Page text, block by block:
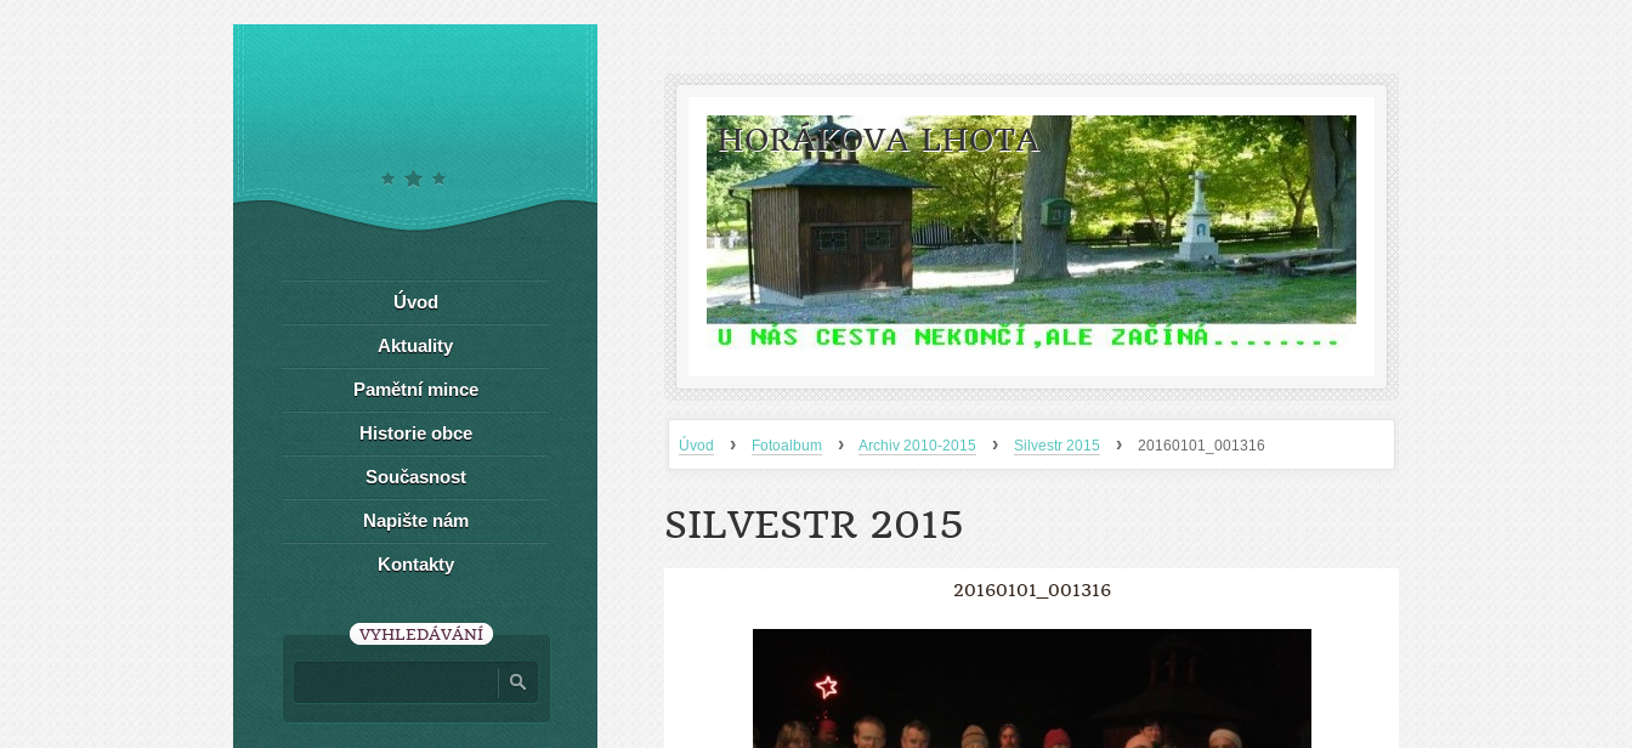
HORÁKOVA LHOTA
Úvod › Fotoalbum › Archiv 2010-2015 › Silvestr 2015 › 20160101_001316
SILVESTR 2015
20160101_001316
Úvod
Aktuality
Pamětní mince
Historie obce
Současnost
Napište nám
Kontakty
VYHLEDÁVÁNÍ